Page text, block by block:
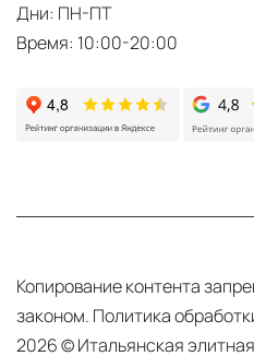
PDF
LONGHI
(it,
ru,
THE
SALONE
DEL
Дни: ПН-ПТ
Время: 10:00-20:00
Копирование контента
законом. Политика
2026 © Итальянская